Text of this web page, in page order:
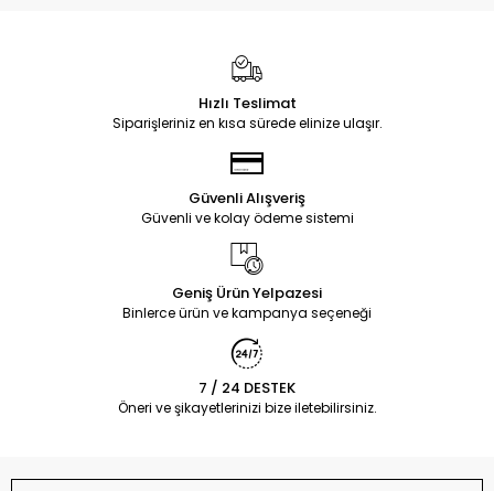
Hızlı Teslimat
Siparişleriniz en kısa sürede elinize ulaşır.
Güvenli Alışveriş
Güvenli ve kolay ödeme sistemi
Geniş Ürün Yelpazesi
Binlerce ürün ve kampanya seçeneği
7 / 24 DESTEK
Öneri ve şikayetlerinizi bize iletebilirsiniz.